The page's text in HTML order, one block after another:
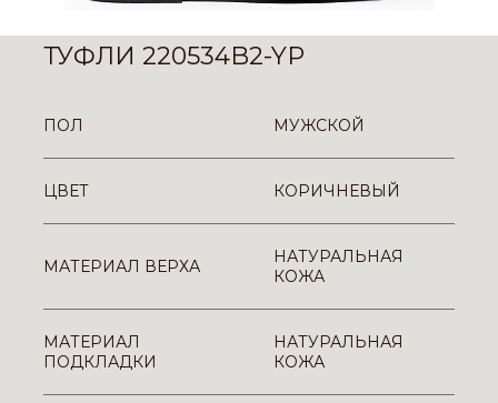
ТУФЛИ 220534B2-YP
ПОЛ МУЖСКОЙ
ЦВЕТ КОРИЧНЕВЫЙ
МАТЕРИАЛ ВЕРХА
НАТУРАЛЬНАЯ
КОЖА
МАТЕРИАЛ
ПОДКЛАДКИ
НАТУРАЛЬНАЯ
КОЖА